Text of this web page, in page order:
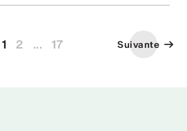
1 2 ... 17 Suivante